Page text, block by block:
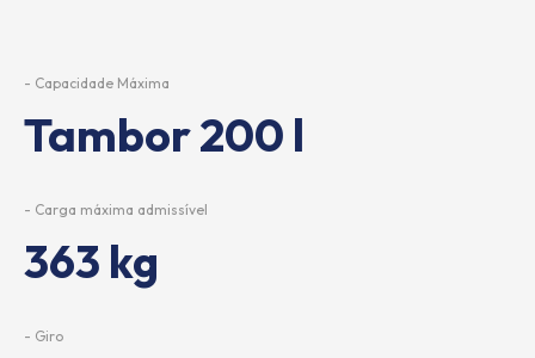
- Capacidade Máxima
Tambor 200 l
- Carga máxima admissível
363 kg
- Giro